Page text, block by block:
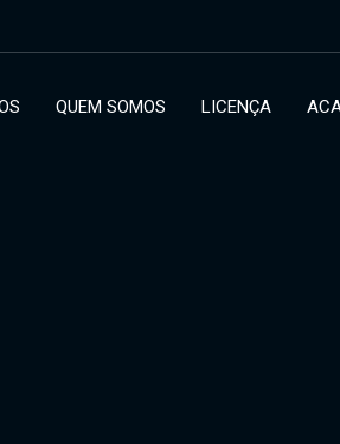
QUEM SOMOS LICENÇA